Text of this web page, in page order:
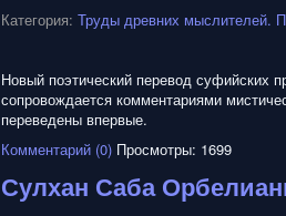
Категория: Труды древних мыслителей.
Новый поэтический перевод суфийских
сопровождается комментариями
переведены впервые.
Комментарий (0) Просмотры: 1699
Сулхан Саба